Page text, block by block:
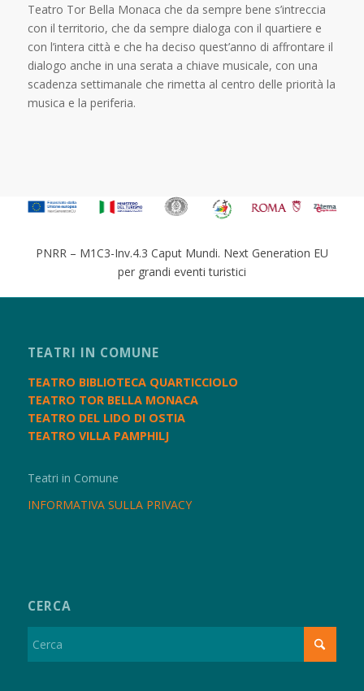
Teatro Tor Bella Monaca che da sempre bene s’intreccia
con il territorio, che da sempre dialoga con il quartiere e
con l’intera città e che ha deciso quest’anno di affrontare il
dialogo anche in una serata a chiave musicale, con una
scadenza settimanale che rimetta al centro delle priorità la
musica e la periferia.
PNRR – M1C3-Inv.4.3 Caput Mundi. Next Generation EU
per grandi eventi turistici
TEATRI IN COMUNE
TEATRO BIBLIOTECA QUARTICCIOLO
TEATRO TOR BELLA MONACA
TEATRO DEL LIDO DI OSTIA
TEATRO VILLA PAMPHILJ
Teatri in Comune
INFORMATIVA SULLA PRIVACY
CERCA